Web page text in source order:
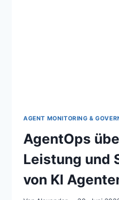
AGENT MONITORING &
AgentOps
Leistung und
von KI